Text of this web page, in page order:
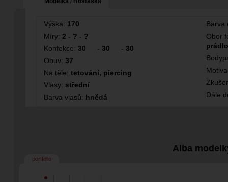
Výška: 170
Míry: 2 - ? - ?
Konfekce: 30 - 30 - 30
Obuv: 37
Na těle: tetování, piercing
Vlasy: střední
Barva vlasů: hnědá
Obor
Dále
Alba
portfolio